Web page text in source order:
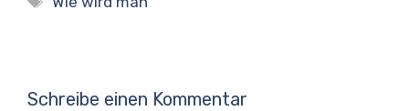
Schreibe einen Kommentar